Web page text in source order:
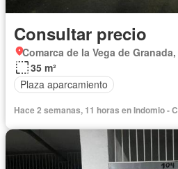
Consultar precio
Comarca de la Vega de
35 m²
Plaza aparcamiento
Hace 2 semanas, 11 horas en Indomio -